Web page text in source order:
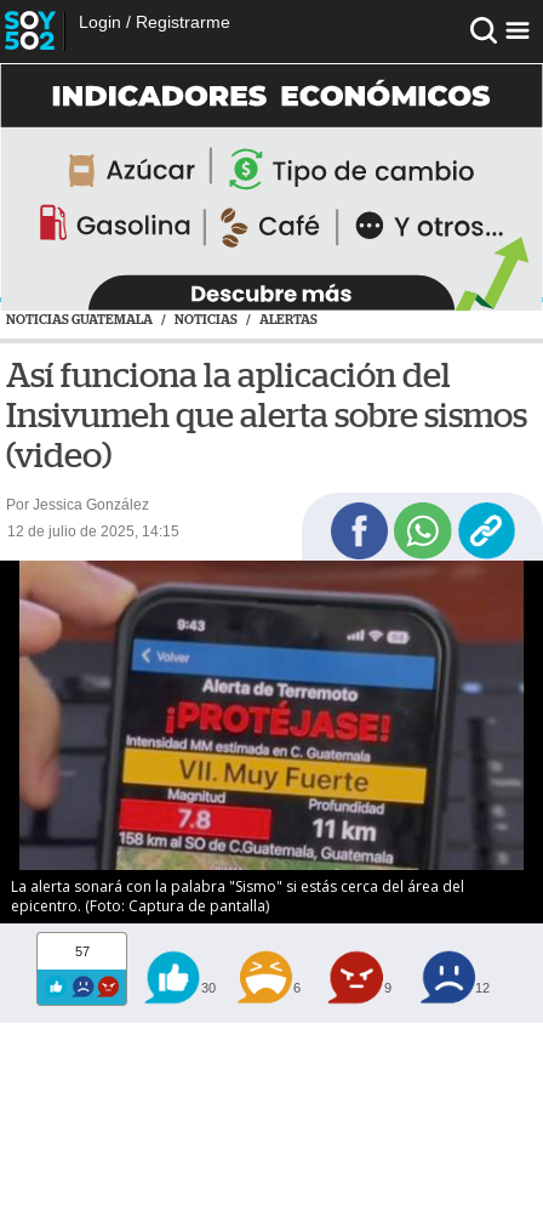
Login / Registrarme
NOTICIAS GUATEMALA / NOTICIAS / ALERTAS
Así funciona la aplicación del
Insivumeh que alerta sobre sismos
(video)
Por Jessica González
12 de julio de 2025, 14:15
La alerta sonará con la palabra "Sismo" si estás cerca del área del
epicentro. (Foto: Captura de pantalla)
57
30 6 9 12